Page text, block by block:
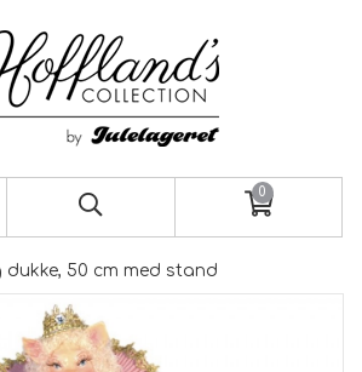
0
dukke, 50 cm med stand